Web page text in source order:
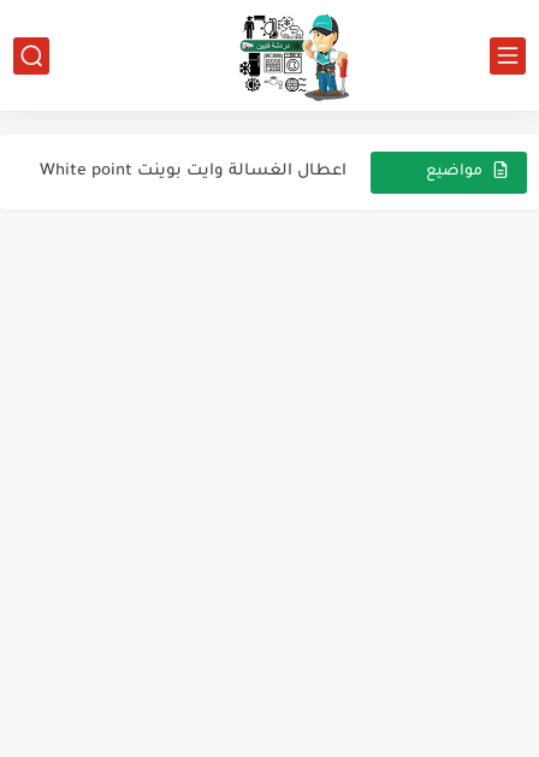
مواضيع
اعطال الغسالة يونيفرسال Universal
اعطال الغسالة وايت بوينت White point